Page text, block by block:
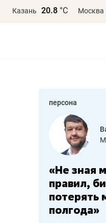
Казань 20.8 °С Москва
персона
«Не зная
правил,
потерять
полгода»